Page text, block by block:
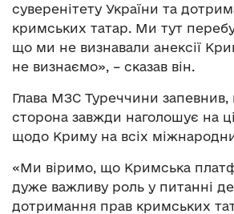
суверенітету України та
кримських татар. Ми тут
що ми не визнавали анексії
не визнаємо», – сказав він.
Глава МЗС Туреччини
сторона завжди наголошує на
щодо Криму на всіх
«Ми віримо, що Кримська
дуже важливу роль у питанні
дотримання прав кримських